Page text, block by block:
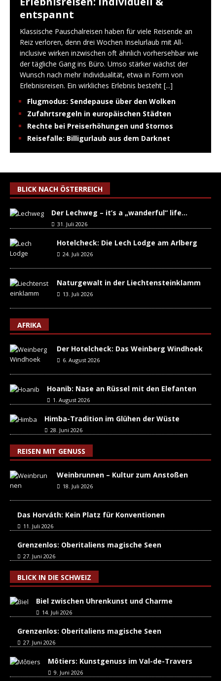
entspannt
Klassische Pauschalreisen haben für viele Reisende an
Reiz verloren, denn drei Wochen Inselurlaub mit All-
inclusive wirken inzwischen oft ähnlich vorhersehbar wie
der tägliche Gang ins Büro. Umso stärker wächst der
Wunsch nach mehr Individualität, etwa in Form von
Erlebnisreisen. Ein wirkliches Erlebnis besteht [...]
Flugmodus: Sendepause über den Wolken
Zufahrtsregeln in europäischen Städten
Rechte bei Preiserhöhungen und Stornos
Reisefalle: Billigurlaub aus dem Darknet
BLICK NACH ÖSTERREICH
Der Lechweg – it’s a „wanderful“ life…
31. Juli 2026
Hotelcheck: Die Lech Lodge am Arlberg
24. Juli 2026
Naturgewalt in der Liechtensteinklamm
13. Juli 2026
AFRIKA
Der Hotelcheck: Das Weinberg Windhoek
6. August 2026
Hoanib: Nase an Rüssel mit den Elefanten
1. August 2026
Himba-Tradition im Glühen der Wüste
28. Juni 2026
REISEN MIT GENUSS
Weinbrunnen – Kultur zum Anstoßen
18. Juli 2026
Das Horváth: Kein Platz für Konventionen
11. Juli 2026
Grenzenlos: Oberitaliens magische Seen
27. Juni 2026
BLICK IN DIE SCHWEIZ
Biel zwischen Uhrenkunst und Charme
14. Juli 2026
Grenzenlos: Oberitaliens magische Seen
27. Juni 2026
Môtiers: Kunstgenuss im Val-de-Travers
9. Juni 2026